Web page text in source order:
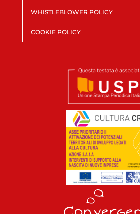
WHISTLEBLOWER POLICY
COOKIE POLICY